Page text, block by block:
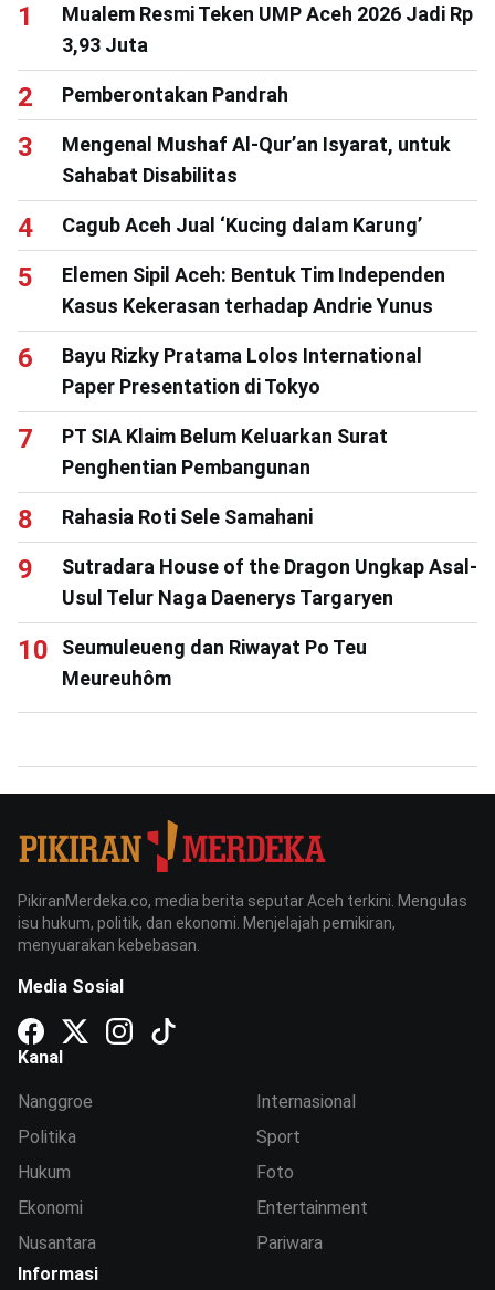
Mualem Resmi Teken UMP Aceh 2026 Jadi Rp
3,93 Juta
Pemberontakan Pandrah
Mengenal Mushaf Al-Qur’an Isyarat, untuk
Sahabat Disabilitas
Cagub Aceh Jual ‘Kucing dalam Karung’
Elemen Sipil Aceh: Bentuk Tim Independen
Kasus Kekerasan terhadap Andrie Yunus
Bayu Rizky Pratama Lolos International
Paper Presentation di Tokyo
PT SIA Klaim Belum Keluarkan Surat
Penghentian Pembangunan
Rahasia Roti Sele Samahani
Sutradara House of the Dragon Ungkap Asal-
Usul Telur Naga Daenerys Targaryen
Seumuleueng dan Riwayat Po Teu
Meureuhôm
PikiranMerdeka.co, media berita seputar Aceh terkini. Mengulas
isu hukum, politik, dan ekonomi. Menjelajah pemikiran,
menyuarakan kebebasan.
Media Sosial
Kanal
Nanggroe
Politika
Hukum
Ekonomi
Nusantara
Internasional
Sport
Foto
Entertainment
Pariwara
Informasi